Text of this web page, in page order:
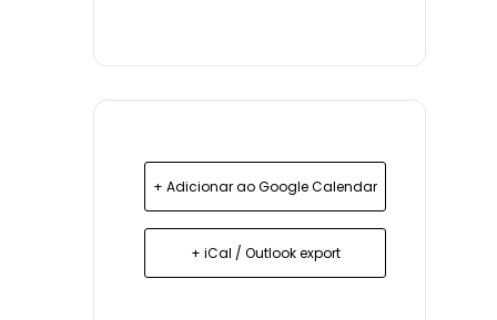
+ Adicionar ao Google Calendar
+ iCal / Outlook export